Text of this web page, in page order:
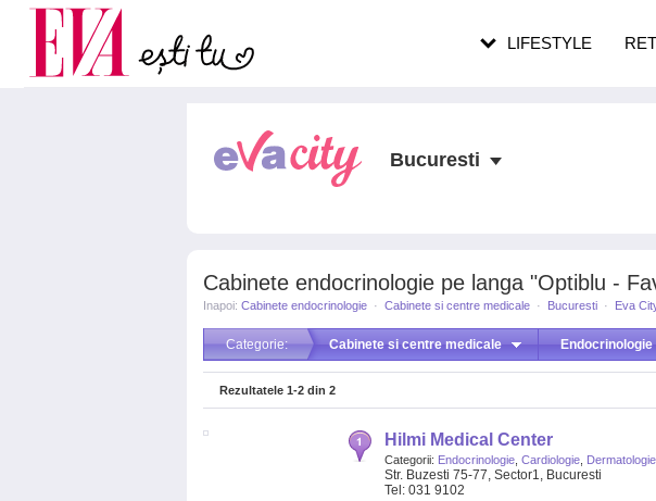
Cabinete endocrinologie pe langa "Optiblu -
Inapoi: Cabinete endocrinologie · Cabinete si centre medicale · Bucuresti · Eva
Categorie: Cabinete si centre medicale Endocrinologie
Rezultatele 1-2 din 2
Hilmi Medical Center
Categorii: Endocrinologie Cardiologie Dermatologie
Str. Buzesti 75-77, Sector1, Bucuresti
Tel: 031 9102
Bucuresti
LIFESTYLE
Carieră
Actualitate